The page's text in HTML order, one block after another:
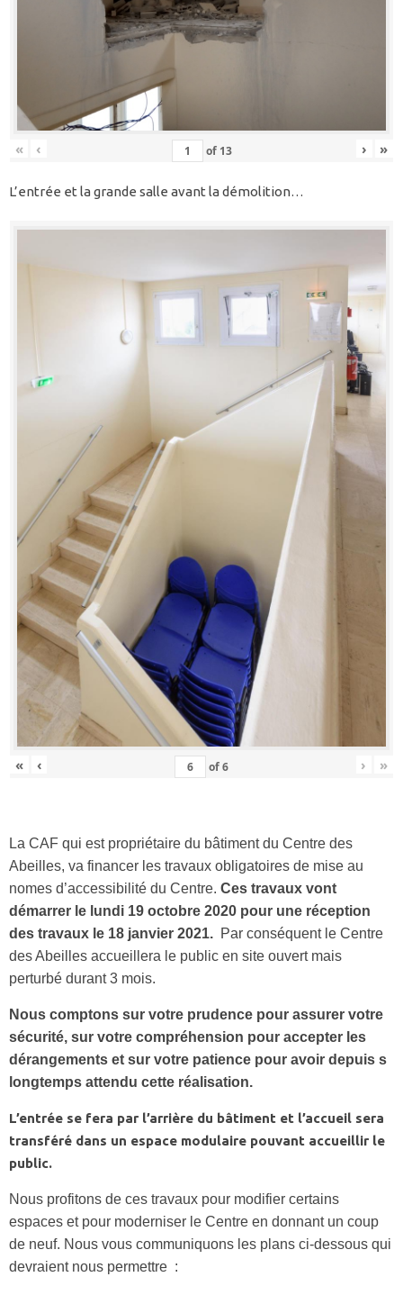
« ‹ of 13 › »
L’entrée et la grande salle avant la démolition…
« ‹ of6 › »
La CAF qui est propriétaire du bâtiment du Centre des
Abeilles, va financer les travaux obligatoires de mise au
nomes d’accessibilité du Centre. Ces travaux vont
démarrer le lundi 19 octobre 2020 pour une réception
des travaux le 18 janvier 2021. Par conséquent le Centre
des Abeilles accueillera le public en site ouvert mais
perturbé durant 3 mois.
Nous comptons sur votre prudence pour assurer votre
sécurité, sur votre compréhension pour accepter les
dérangements et sur votre patience pour avoir depuis s
longtemps attendu cette réalisation.
L’entrée se fera par l’arrière du bâtiment et l’accueil sera
transféré dans un espace modulaire pouvant accueillir le
public.
Nous profitons de ces travaux pour modifier certains
espaces et pour moderniser le Centre en donnant un coup
de neuf. Nous vous communiquons les plans ci-dessous qui
devraient nous permettre :